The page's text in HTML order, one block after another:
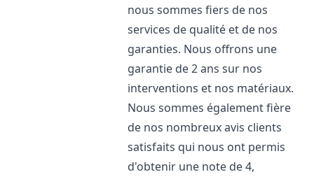
nous sommes fiers de nos
services de qualité et de nos
garanties. Nous offrons une
garantie de 2 ans sur nos
interventions et nos matériaux.
Nous sommes également fière
de nos nombreux avis clients
satisfaits qui nous ont permis
d'obtenir une note de 4,